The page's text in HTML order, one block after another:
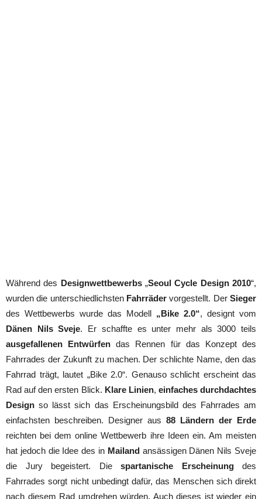
Während des Designwettbewerbs„Seoul Cycle Design 2010“,
wurden die unterschiedlichsten Fahrräder vorgestellt. Der Sieger
des Wettbewerbs wurde das Modell „Bike 2.0“, designt vom
Dänen Nils Sveje. Er schaffte es unter mehr als 3000 teils
ausgefallenen Entwürfen das Rennen für das Konzept des
Fahrrades der Zukunft zu machen. Der schlichte Name, den das
Fahrrad trägt, lautet „Bike 2.0“. Genauso schlicht erscheint das
Rad auf den ersten Blick. Klare Linien, einfaches durchdachtes
Design so lässt sich das Erscheinungsbild des Fahrrades am
einfachsten beschreiben. Designer aus 88 Ländern der Erde
reichten bei dem online Wettbewerb ihre Ideen ein. Am meisten
hat jedoch die Idee des in Mailand ansässigen Dänen Nils Sveje
die Jury begeistert. Die spartanische Erscheinungdes
Fahrrades sorgt nicht unbedingt dafür, das Menschen sich direkt
nach diesem Rad umdrehen würden. Auch dieses ist wieder ein